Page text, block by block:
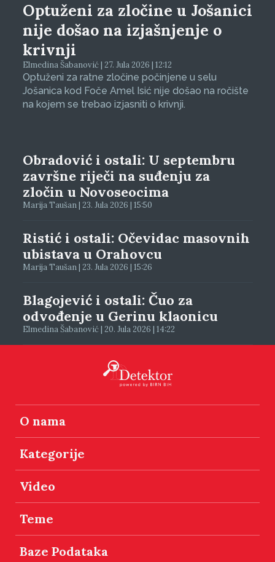
Optuženi za zločine u Jošanici
nije došao na izjašnjenje o
krivnji
Elmedina Šabanović | 27. Jula 2026 | 12:12
Optuženi za ratne zločine počinjene u selu
Jošanica kod Foče Amel Isić nije došao na ročište
na kojem se trebao izjasniti o krivnji.
Obradović i ostali: U septembru
završne riječi na suđenju za
zločin u Novoseocima
Marija Taušan | 23. Jula 2026 | 15:50
Ristić i ostali: Očevidac masovnih
ubistava u Orahovcu
Marija Taušan | 23. Jula 2026 | 15:26
Blagojević i ostali: Čuo za
odvođenje u Gerinu klaonicu
Elmedina Šabanović | 20. Jula 2026 | 14:22
O nama
Kategorije
Video
Teme
Baze Podataka